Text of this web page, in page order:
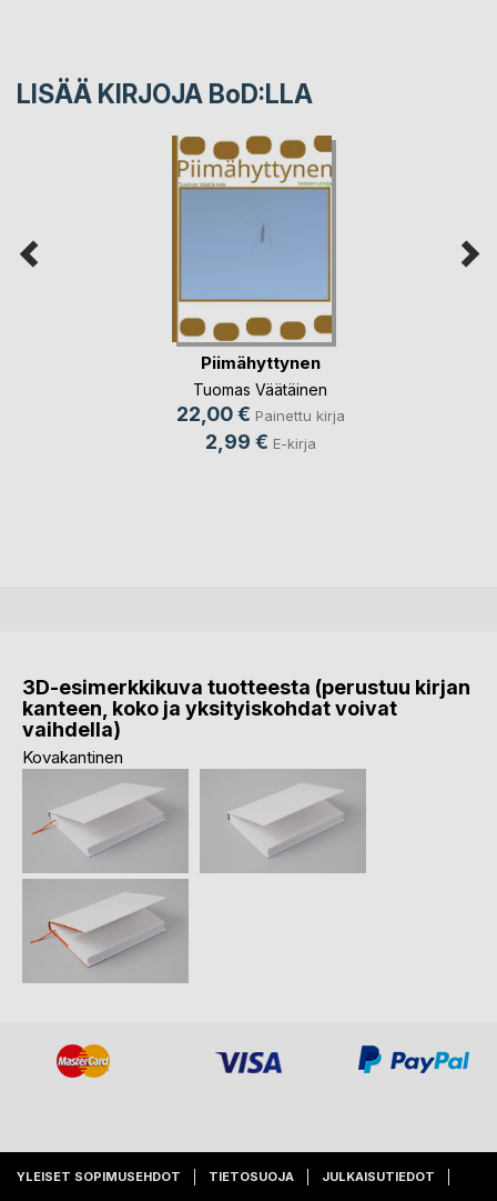
LISÄÄ KIRJOJA BoD:LLA
Piimähyttynen
Tuomas Väätäinen
22,00 € Painettu kirja
2,99 € E-kirja
3D-esimerkkikuva tuotteesta (perustuu kirjan
kanteen, koko ja yksityiskohdat voivat
vaihdella)
Kovakantinen
YLEISET SOPIMUSEHDOT TIETOSUOJA JULKAISUTIEDOT